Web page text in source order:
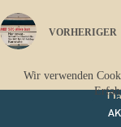
Wir verwenden
VORHERIGER